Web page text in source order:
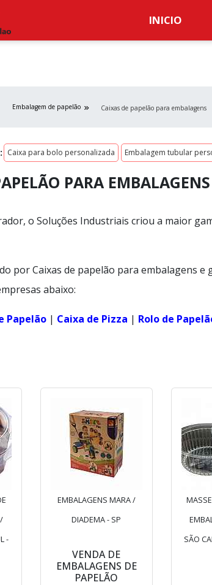
INICIO
Embalagem de papelão Caixas de papelão para embalagens
Caixa para bolo personalizada Embalagem tubular
PARA EMBALAGENS
o Soluções Industriais criou a maior
por Caixas de papelão para embalagens
abaixo:
Papelão | Caixa de Pizza | Rolo de
-
EMBALAGENS MARA /
DIADEMA - SP
VENDA DE
EMBALAGENS DE
PAPELÃO
SÃO